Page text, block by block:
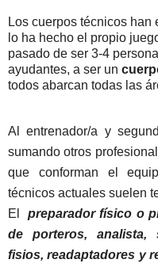
Los cuerpos técnicos
lo ha hecho el propio
pasado de ser 3-4
ayudantes, a ser un
todos abarcan todas las
Al entrenador/a y
sumando otros
que conforman el
técnicos actuales suelen
El preparador físico o
de porteros, analista,
fisios, readaptadores y